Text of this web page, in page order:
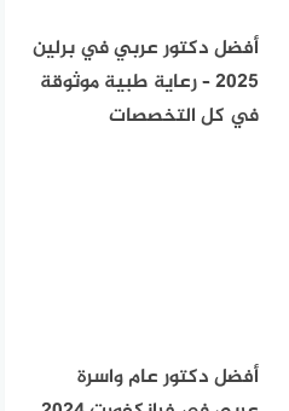
أفضل دكتور عربي في برلين
2025 – رعاية طبية موثوقة
في كل التخصصات
أفضل دكتور عام واسرة